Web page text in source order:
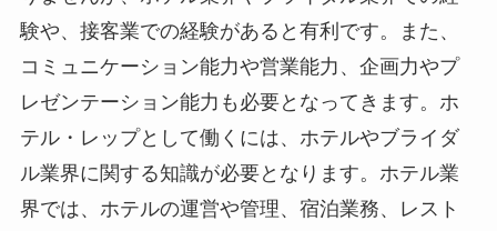
験や、接客業での経験があると有利です。また、
コミュニケーション能力や営業能力、企画力やプ
レゼンテーション能力も必要となってきます。ホ
テル・レップとして働くには、ホテルやブライダ
ル業界に関する知識が必要となります。ホテル業
界では、ホテルの運営や管理、宿泊業務、レスト